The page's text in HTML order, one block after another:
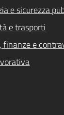
e sicurezza
e trasporti
finanze e